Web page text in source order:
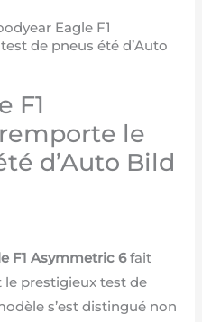
Eagle F1
de pneus été d’Auto
F1
le
d’Auto Bild
F1 Asymmetric 6fait
prestigieux test de
s’est distingué non